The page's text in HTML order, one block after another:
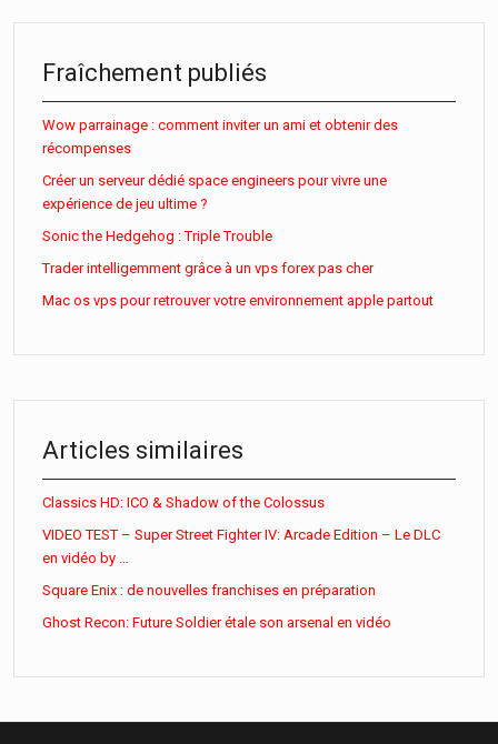
Fraîchement publiés
Wow parrainage : comment inviter un ami et obtenir des
récompenses
Créer un serveur dédié space engineers pour vivre une
expérience de jeu ultime ?
Sonic the Hedgehog : Triple Trouble
Trader intelligemment grâce à un vps forex pas cher
Mac os vps pour retrouver votre environnement apple partout
Articles similaires
Classics HD: ICO & Shadow of the Colossus
VIDEO TEST – Super Street Fighter IV: Arcade Edition – Le DLC
en vidéo by …
Square Enix : de nouvelles franchises en préparation
Ghost Recon: Future Soldier étale son arsenal en vidéo